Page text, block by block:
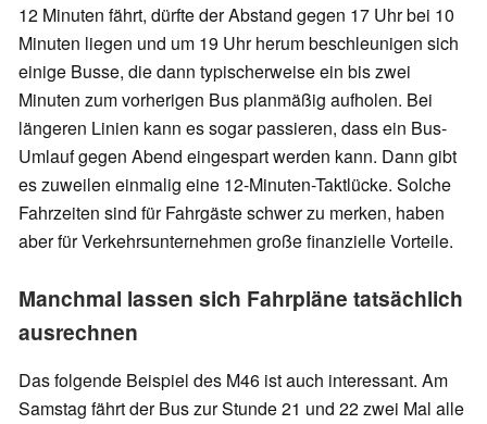
12 Minuten fährt, dürfte der Abstand gegen 17 Uhr bei 10
Minuten liegen und um 19 Uhr herum beschleunigen sich
einige Busse, die dann typischerweise ein bis zwei
Minuten zum vorherigen Bus planmäßig aufholen. Bei
längeren Linien kann es sogar passieren, dass ein Bus-
Umlauf gegen Abend eingespart werden kann. Dann gibt
es zuweilen einmalig eine 12-Minuten-Taktlücke. Solche
Fahrzeiten sind für Fahrgäste schwer zu merken, haben
aber für Verkehrsunternehmen große finanzielle Vorteile.
Manchmal lassen sich Fahrpläne tatsächlich
ausrechnen
Das folgende Beispiel des M46 ist auch interessant. Am
Samstag fährt der Bus zur Stunde 21 und 22 zwei Mal alle